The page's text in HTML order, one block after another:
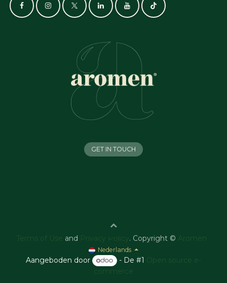
GET IN TOUCH
Terms of Use and Privacy Policy . Copyright © Aromen
Nederlands
Aangeboden door - De #1 Open source e-
commerce